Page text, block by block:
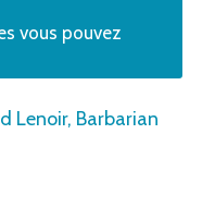
vous pouvez
Lenoir, Barbarian